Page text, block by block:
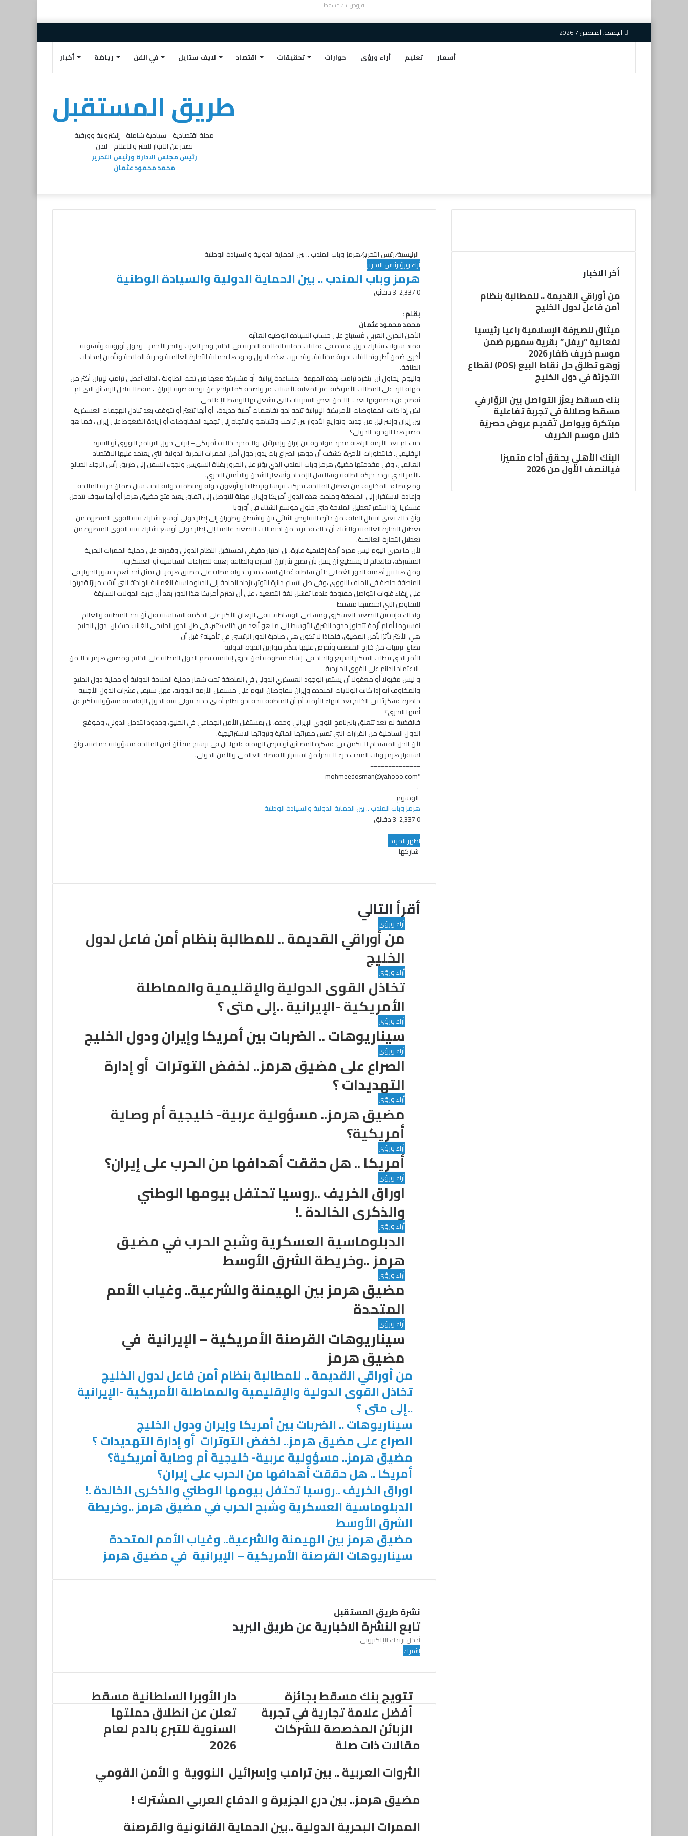
قروض بنك مسقط
الجمعة, أغسطس 7 2026
الالكتروني
أخبار رياضة في الفن لايف ستايل اقتصاد تحقيقات حوارات أراء ورؤى تعليم أسعار
طريق المستقبل
مجلة اقتصادية - سياحية شاملة - إلكترونية وورقية
تصدر عن الانوار للنشر والاعلام - لندن
رئيس مجلس الادارة ورئيس التحرير
محمد محمود عثمان
الرئيسية/رئيس التحرير/هرمز وباب المندب .. بين الحماية الدولية والسيادة الوطنية
أراء ورؤىرئيس التحرير
هرمز وباب المندب .. بين الحماية الدولية والسيادة الوطنية
0
ي
س
ب
و
ك
و
ي
ت
ر
ا
ت
س
ا
ب
ب
ا
ع
ة
بقلم :
محمد محمود عثمان
الأمن البحري العربي مُستباح على حساب السيادة الوطنية الغائبة
فمنذ سنوات تشارك دول عديدة في عمليات حماية الملاحة البحرية في الخليج وبحر العرب والبحر الأحمر، ودول أوروبية وآسيوية
أخرى ضمن أطر وتحالفات بحرية مختلفة. وقد بررت هذه الدول وجودها بحماية التجارة العالمية وحرية الملاحة وتأمين إمدادات
الطاقة.
واليوم يحاول أن ينفرد ترامب بهذه المهمة بمساعدة إيرانية أو مشاركة معها من تحت الطاولة ، لذلك أعطى ترامب لإيران أكثر من
مهلة للرد على المطالب الأمريكية غير المعلنة ،لأسباب غير واضحة كما تراجع عن توجيه ضربة لإيران ، مفضلا تبادل الرسائل التي لم
يُفصح عن مضمونها بعد ، إلا من بعض التسريبات التي ينشغل بها الوسط الإعلامي
لكن إذا كانت المفاوضات الأمريكية الإيرانية تتجه نحو تفاهمات أمنية جديدة، أو أنها تتعثر أو تتوقف بعد تبادل الهجمات العسكرية
بين إيران وإسرائيل من جديد وتوزيع الأدوار بين ترامب ونتنياهو والاتجاه إلى تجميد المفاوضات أو زيادة الضغوط على إيران ، فما هو
مصير هذا الوجود الدولي؟
حيث لم تعد الأزمة الراهنة مجرد مواجهة بين إيران وإسرائيل، ولا مجرد خلاف أمريكي– إيراني حول البرنامج النووي أو النفوذ
الإقليمي. فالتطورات الأخيرة كشفت أن جوهر الصراع بات يدور حول أمن الممرات البحرية الدولية التي يعتمد عليها الاقتصاد
العالمي، وفي مقدمتها مضيق هرمز وباب المندب الذي يؤثر على المرور بقناة السويس ولجوء السفن إلى طريق رأس الرجاء الصالح
،الأمر الذي يهدد حركة الطاقة وسلاسل الإمداد وأسعار الشحن والتأمين البحري.
ومع تصاعد المخاوف من تعطيل الملاحة، تحركت فرنسا وبريطانيا و أربعون دولة ومنظمة دولية لبحث سبل ضمان حرية الملاحة
وإعادة الاستقرار إلى المنطقة ومنحت هذه الدول أمريكا وإيران مهلة للتوصل إلى اتفاق يعيد فتح مضيق هرمز أو أنها سوف تتدخل
عسكريا إذا استمر تعطيل الملاحة حتى حلول موسم الشتاء في أوروبا
وأن ذلك يعني انتقال الملف من دائرة التفاوض الثنائي بين واشنطن وطهران إلى إطار دولي أوسع تشارك فيه القوى المتضررة من
تعطيل التجارة العالمية ولاشك أن ذلك قد يزيد من احتمالات التصعيد عالميا إلى إطار دولي أوسع تشارك فيه القوى المتضررة من
تعطيل التجارة العالمية.
لأن ما يجري اليوم ليس مجرد أزمة إقليمية عابرة، بل اختبار حقيقي لمستقبل النظام الدولي وقدرته على حماية الممرات البحرية
المشتركة. فالعالم لا يستطيع أن يقبل بأن تصبح شرايين التجارة والطاقة رهينة للصراعات السياسية أو العسكرية.
ومن هنا تبرز أهمية الدور العُماني ؛لأن سلطنة عُمان ليست مجرد دولة مطلة على مضيق هرمز، بل تمثل أحد أهم جسور الحوار في
المنطقة خاصة في الملف النووي ،وفي ظل اتساع دائرة التوتر، تزداد الحاجة إلى الدبلوماسية العُمانية الهادئة التي أثبتت مرارًا قدرتها
على إبقاء قنوات التواصل مفتوحة عندما تفشل لغة التصعيد ، على أن تحترم أمريكا هذا الدور بعد أن خربت الجولات السابقة
للتفاوض التي احتضنتها مسقط
ولذلك فإنه بين التصعيد العسكري ومساعي الوساطة، يبقى الرهان الأكبر على الحكمة السياسية قبل أن تجد المنطقة والعالم
نفسيهما أمام أزمة تتجاوز حدود الشرق الأوسط إلى ما هو أبعد من ذلك بكثير، في ظل الدور الخليجي الغائب حيث إن دول الخليج
هي الأكثر تأثرًا بأمن المضيق، فلماذا لا تكون هي صاحبة الدور الرئيسي في تأمينه؟ قبل أن
تصاغ ترتيبات من خارج المنطقة وتُفرض عليها بحكم موازين القوة الدولية
الأمر الذي يتطلب التفكير السريع والجاد في إنشاء منظومة أمن بحري إقليمية تضم الدول المطلة على الخليج ومضيق هرمز بدلا من
الاعتماد الدائم على القوى الخارجية
و ليس مقبولا أو معقولا أن يستمر الوجود العسكري الدولي في المنطقة تحت شعار حماية الملاحة الدولية أو حماية دول الخليج
والمخاوف أنه إذا كانت الولايات المتحدة وإيران تتفاوضان اليوم على مستقبل الأزمة النووية، فهل ستبقى عشرات الدول الأجنبية
حاضرة عسكريًا في الخليج بعد انتهاء الأزمة، أم أن المنطقة تتجه نحو نظام أمني جديد تتولى فيه الدول الإقليمية مسؤولية أكبر عن
أمنها البحري؟
فالقضية لم تعد تتعلق بالبرنامج النووي الإيراني وحده، بل بمستقبل الأمن الجماعي في الخليج، وحدود التدخل الدولي، وموقع
الدول الساحلية من القرارات التي تمس ممراتها المائية وثرواتها الاستراتيجية.
لأن الحل المستدام لا يكمن في عسكرة المضائق أو فرض الهيمنة عليها، بل في ترسيخ مبدأ أن أمن الملاحة مسؤولية جماعية، وأن
استقرار هرمز وباب المندب جزء لا يتجزأ من استقرار الاقتصاد العالمي والأمن الدولي.
==============
*mohmeedosman@yahooo.com
.
الوسوم
هرمز وباب المندب .. بين الحماية الدولية والسيادة الوطنية
0
ي
س
ك
و
ي
ا
ت
ب
ب
ا
اظهر المزيد
شاركها
س
و
ك
ي
ر
ت
ا
ب
ا
ك
ة
ا
ة
أقرأ التالي
أراء ورؤى
من أوراقي القديمة .. للمطالبة بنظام أمن فاعل لدول
الخليج
أراء ورؤى
تخاذل القوى الدولية والإقليمية والمماطلة
الأمريكية -الإيرانية ..إلى متى ؟
أراء ورؤى
سيناريوهات .. الضربات بين أمريكا وإيران ودول الخليج
أراء ورؤى
الصراع على مضيق هرمز.. لخفض التوترات أو إدارة
التهديدات ؟
أراء ورؤى
مضيق هرمز.. مسؤولية عربية- خليجية أم وصاية
أمريكية؟
أراء ورؤى
أمريكا .. هل حققت أهدافها من الحرب على إيران؟
أراء ورؤى
اوراق الخريف ..روسيا تحتفل بيومها الوطني
والذكرى الخالدة .!
أراء ورؤى
الدبلوماسية العسكرية وشبح الحرب في مضيق
هرمز ..وخريطة الشرق الأوسط
أراء ورؤى
مضيق هرمز بين الهيمنة والشرعية.. وغياب الأمم
المتحدة
أراء ورؤى
سيناريوهات القرصنة الأمريكية – الإيرانية في
مضيق هرمز
من أوراقي القديمة .. للمطالبة بنظام أمن فاعل لدول الخليج
تخاذل القوى الدولية والإقليمية والمماطلة الأمريكية -الإيرانية
..إلى متى ؟
سيناريوهات .. الضربات بين أمريكا وإيران ودول الخليج
الصراع على مضيق هرمز.. لخفض التوترات أو إدارة التهديدات ؟
مضيق هرمز.. مسؤولية عربية- خليجية أم وصاية أمريكية؟
أمريكا .. هل حققت أهدافها من الحرب على إيران؟
اوراق الخريف ..روسيا تحتفل بيومها الوطني والذكرى الخالدة .!
الدبلوماسية العسكرية وشبح الحرب في مضيق هرمز ..وخريطة
الشرق الأوسط
مضيق هرمز بين الهيمنة والشرعية.. وغياب الأمم المتحدة
سيناريوهات القرصنة الأمريكية – الإيرانية في مضيق هرمز
نشرة طريق المستقبل
تابع النشرة الاخبارية عن طريق البريد
أ
د
ل
ي
ل
ل
ك
ر
ن
ي
دار الأوبرا السلطانية مسقط
تعلن عن انطلاق حملتها
السنوية للتبرع بالدم لعام
2026
تتويج بنك مسقط بجائزة
أفضل علامة تجارية في تجربة
الزبائن المخصصة للشركات
مقالات ذات صلة
الثروات العربية .. بين ترامب وإسرائيل النووية و الأمن القومي
مضيق هرمز.. بين درع الجزيرة و الدفاع العربي المشترك !
الممرات البحرية الدولية ..بين الحماية القانونية والقرصنة
أخر الاخبار
من أوراقي القديمة .. للمطالبة بنظام
أمن فاعل لدول الخليج
ميثاق للصيرفة الإسلامية راعياً رئيسياً
لفعالية “ريفل” بقرية سمهرم ضمن
موسم خريف ظفار 2026
زوهو تطلق حل نقاط البيع (POS) لقطاع
التجزئة في دول الخليج
بنك مسقط يعزّز التواصل بين الزوّار في
مسقط وصلالة في تجربة تفاعلية
مبتكرة ويواصل تقديم عروض حصريّة
خلال موسم الخريف
البنك الأهلي يحقق أداءً متميزا
فيالنصف الأول من 2026